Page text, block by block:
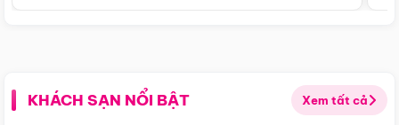
KHÁCH SẠN NỔI BẬT Xem tất cả